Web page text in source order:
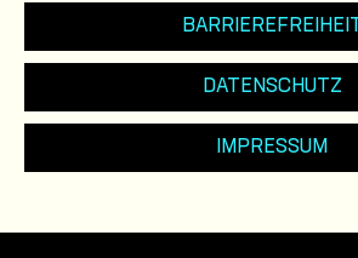
DATENSCHUTZ
IMPRESSUM